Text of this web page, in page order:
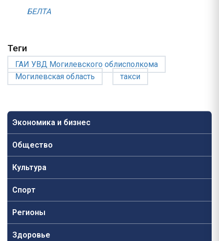
Экономика и бизнес
Общество
Культура
Спорт
Регионы
Здоровье
БЕЛТА
Теги
ГАИ УВД Могилевского облисполкома
Могилевская область
такси